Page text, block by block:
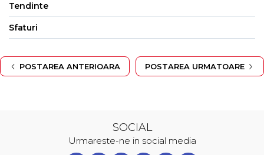
Tendinte
Sfaturi
POSTAREA URMATOARE
POSTAREA ANTERIOARA
SOCIAL
Urmareste-ne in social media